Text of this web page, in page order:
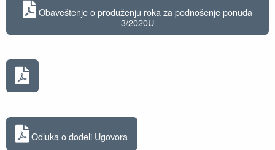
Obaveštenje o produženju roka za podnošenje ponuda
3/2020U
Odluka o dodeli Ugovora